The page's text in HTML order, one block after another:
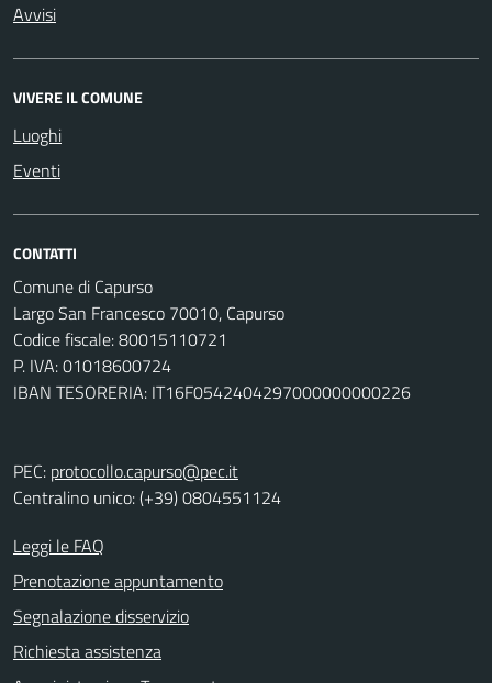
Avvisi
VIVERE IL COMUNE
Luoghi
Eventi
CONTATTI
Comune di Capurso
Largo San Francesco 70010, Capurso
Codice fiscale: 80015110721
P. IVA: 01018600724
IBAN TESORERIA: IT16F0542404297000000000226
PEC: protocollo.capurso@pec.it
Centralino unico: (+39) 0804551124
Leggi le FAQ
Prenotazione appuntamento
Segnalazione disservizio
Richiesta assistenza